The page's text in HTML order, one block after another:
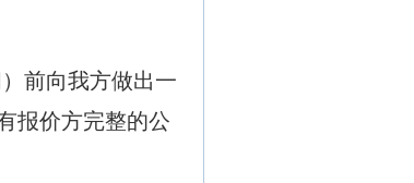
前向我方做出一
报价方完整的公